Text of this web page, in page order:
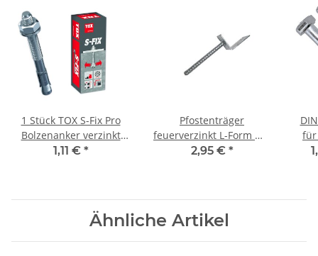
1 Stück TOX S-Fix Pro
Bolzenanker verzinkt
M12x150/54
1,11 € *
Pfostenträger
feuerverzinkt L-Form mit
Steindolle
2,95 € *
für
Ähnliche Artikel